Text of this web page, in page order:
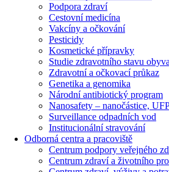
Podpora zdraví
Cestovní medicína
Vakcíny a očkování
Pesticidy
Kosmetické přípravky
Studie zdravotního stavu
Zdravotní a očkovací průkaz
Genetika a genomika
Národní antibiotický program
Nanosafety – nanočástice,
Surveillance odpadních vod
Institucionální stravování
Odborná centra a pracoviště
Centrum podpory veřejného
Centrum zdraví a životního